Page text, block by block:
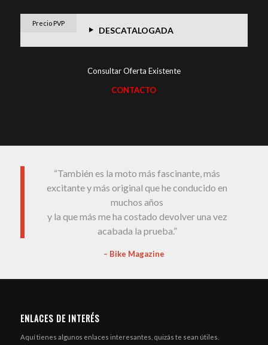
Precio PVP
DESCATALOGADA
Consultar Oferta Existente
CONTACTO
“También es la moto más fascinante, más
excitante y más original que he conducido en
muchos años
y la que más me ha costado devolver una vez
acabada la prueba.”
– Bike Magazine
ENLACES DE INTERÉS
Aquí tienes algunos enlaces interesantes, quizás te sean útiles.